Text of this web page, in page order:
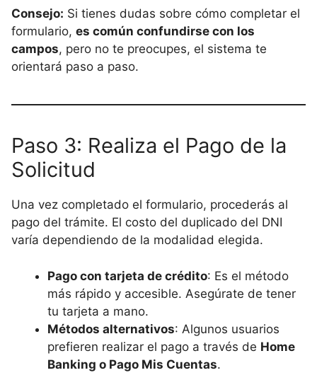
Consejo: Si tienes dudas sobre cómo completar el
formulario, es común confundirse con los
campos, pero no te preocupes, el sistema te
orientará paso a paso.
Paso 3: Realiza el Pago de la
Solicitud
Una vez completado el formulario, procederás al
pago del trámite. El costo del duplicado del DNI
varía dependiendo de la modalidad elegida.
Pago con tarjeta de crédito: Es el método
más rápido y accesible. Asegúrate de tener
tu tarjeta a mano.
Métodos alternativos: Algunos usuarios
prefieren realizar el pago a través de Home
Banking o Pago Mis Cuentas.